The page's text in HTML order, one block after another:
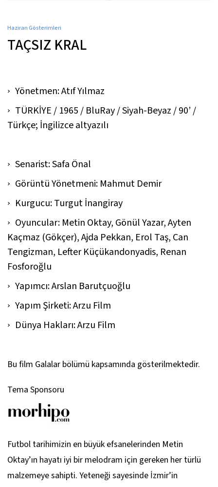
Haziran Gösterimleri
TAÇSIZ KRAL
Yönetmen: Atıf Yılmaz
TÜRKİYE / 1965 / BluRay / Siyah-Beyaz / 90’ /
Türkçe; İngilizce altyazılı
Senarist: Safa Önal
Görüntü Yönetmeni: Mahmut Demir
Kurgucu: Turgut İnangiray
Oyuncular: Metin Oktay, Gönül Yazar, Ayten
Kaçmaz (Gökçer), Ajda Pekkan, Erol Taş, Can
Tengizman, Lefter Küçükandonyadis, Renan
Fosforoğlu
Yapımcı: Arslan Barutçuoğlu
Yapım Şirketi: Arzu Film
Dünya Hakları: Arzu Film
Bu film Galalar bölümü kapsamında gösterilmektedir.
Tema Sponsoru
Futbol tarihimizin en büyük efsanelerinden Metin
Oktay’ın hayatı iyi bir melodram için gereken her türlü
malzemeye sahipti. Yeteneği sayesinde İzmir’in